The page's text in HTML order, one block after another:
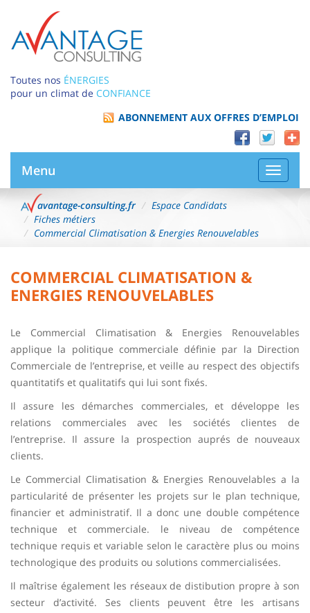
Toutes nos ÉNERGIES
pour un climat de CONFIANCE
ABONNEMENT AUX OFFRES D’EMPLOI
la
Menu
avantage-consulting.fr
Espace Candidats
Fiches métiers
Commercial Climatisation & Energies Renouvelables
COMMERCIAL CLIMATISATION &
ENERGIES RENOUVELABLES
Le Commercial Climatisation & Energies Renouvelables
applique la politique commerciale définie par la Direction
Commerciale de l’entreprise, et veille au respect des objectifs
quantitatifs et qualitatifs qui lui sont fixés.
Il assure les démarches commerciales, et développe les
relations commerciales avec les sociétés clientes de
l’entreprise. Il assure la prospection auprés de nouveaux
clients.
Le Commercial Climatisation & Energies Renouvelables a la
particularité de présenter les projets sur le plan technique,
financier et administratif. Il a donc une double compétence
technique et commerciale. le niveau de compétence
technique requis et variable selon le caractère plus ou moins
technologique des produits ou solutions commercialisées.
Il maîtrise également les réseaux de distibution propre à son
secteur d’activité. Ses clients peuvent être les artisans